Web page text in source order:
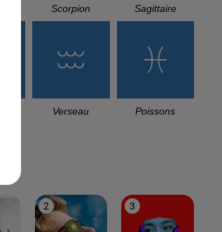
Scorpion Sagittaire
Verseau Poissons
2 3